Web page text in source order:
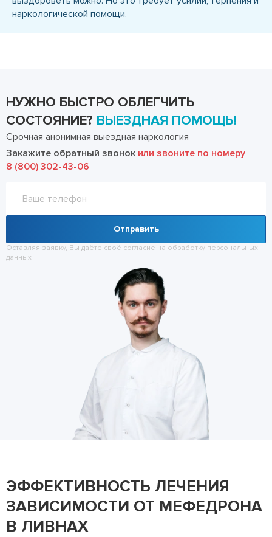
наркологической помощи.
НУЖНО БЫСТРО ОБЛЕГЧИТЬ
СОСТОЯНИЕ? ВЫЕЗДНАЯ ПОМОЩЬ!
Срочная анонимная выездная наркология
Закажите обратный звонок или звоните по номеру
8 (800) 302-43-06
Отправить
Оставляя заявку, Вы даёте своё согласие на обработку персональных
данных
ЭФФЕКТИВНОСТЬ ЛЕЧЕНИЯ
ЗАВИСИМОСТИ ОТ МЕФЕДРОНА
В ЛИВНАХ